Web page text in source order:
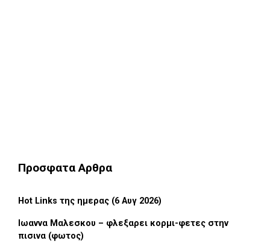
Προσφατα Αρθρα
Hot Links της ημερας (6 Αυγ 2026)
Ιωαννα Μαλεσκου – φλεξαρει κορμι-φετες στην
πισινα (φωτος)